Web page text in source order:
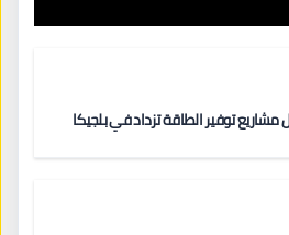
توفير الطاقة تزداد في بلجيكا